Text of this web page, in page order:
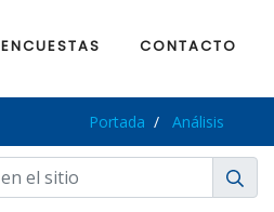
ENCUESTAS CONTACTO
Portada Análisis